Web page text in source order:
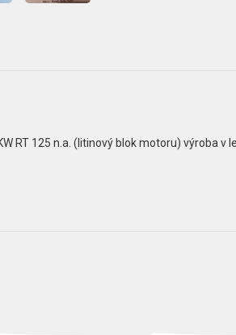
RT 125 n.a. (litinový blok motoru) výroba v